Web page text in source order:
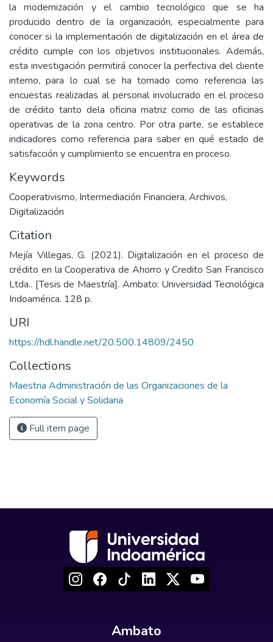
la modernización y el cambio tecnológico que se ha
producido dentro de la organización, especialmente para
conocer si la implementación de digitalización en el área de
crédito cumple con los objetivos institucionales. Además,
esta investigación permitirá conocer la perfectiva del cliente
interno, para lo cual se ha tomado como referencia las
encuestas realizadas al personal involucrado en el proceso
de crédito tanto dela oficina matriz como de las oficinas
operativas de la zona centro. Por otra parte, se establece
indicadores como referencia para saber en qué estado de
satisfacción y cumplimiento se encuentra en proceso.
Keywords
Cooperativismo, Intermediación Financiera, Archivos,
Digitalización
Citation
Mejía Villegas, G. (2021). Digitalización en el proceso de
crédito en la Cooperativa de Ahorro y Credito San Francisco
Ltda.. [Tesis de Maestría]. Ambato: Universidad Tecnológica
Indoamérica. 128 p.
URI
https://hdl.handle.net/20.500.14809/2450
Collections
Maestria Administración de las Organizaciones de la
Economía Social y Solidaria
Full item page
Ambato